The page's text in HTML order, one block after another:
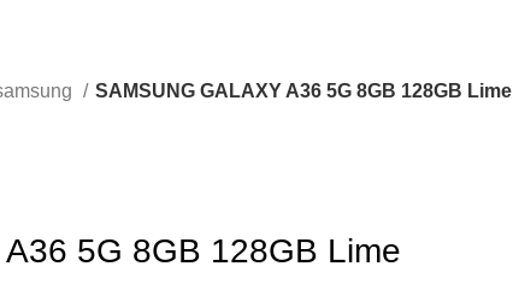
SAMSUNG GALAXY A36 5G 8GB 128GB Lime
5G 8GB 128GB Lime